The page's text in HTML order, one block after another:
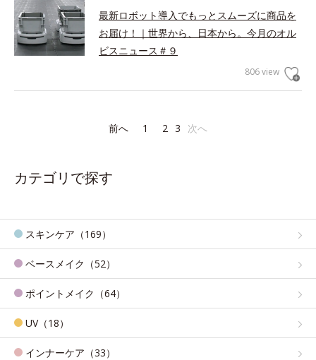
最新ロボット導入でもっとスムーズに商品を
お届け！｜世界から、日本から。今月のオル
ビスニュース＃９
806 view
前へ 1 2 3 次へ
カテゴリで探す
スキンケア（169）
ベースメイク（52）
ポイントメイク（64）
UV（18）
インナーケア（33）